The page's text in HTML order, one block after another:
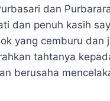
dan
dan penuh kasih
yang cemburu dan
tahtanya
berusaha